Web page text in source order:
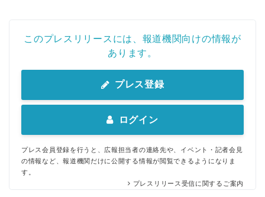
このプレスリリースには、報道機関向けの情報が
あります。
プレス登録
ログイン
プレス会員登録を行うと、広報担当者の連絡先や、イベント・記者会見
の情報など、報道機関だけに公開する情報が閲覧できるようになりま
す。
プレスリリース受信に関するご案内